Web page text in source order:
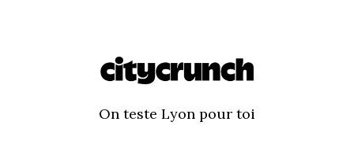
On teste Lyon pour toi